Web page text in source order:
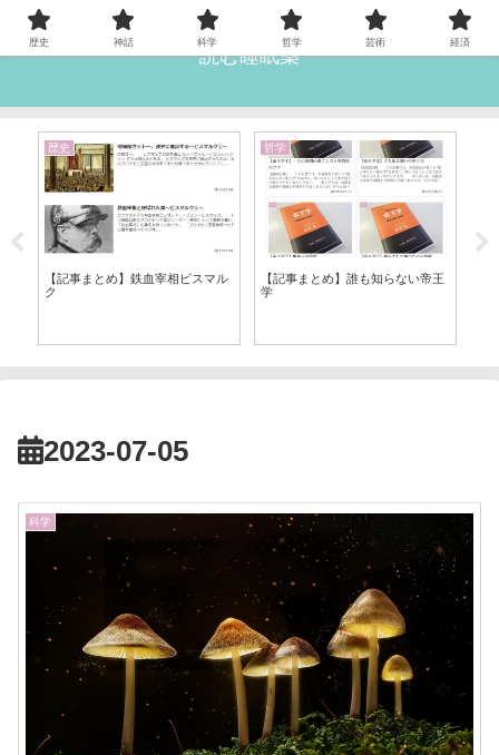
読む睡眠薬
歴史
【記事まとめ】鉄血宰相ビスマル
ク
哲学
【記事まとめ】誰も知らない帝王
学
2023-07-05
科学
歴史 神話 科学 哲学 芸術 経済